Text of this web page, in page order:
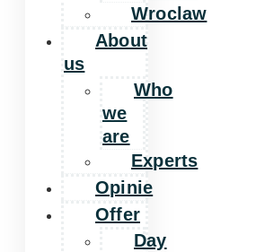
Wroclaw
About
us
Who
we
are
Experts
Opinie
Offer
Day